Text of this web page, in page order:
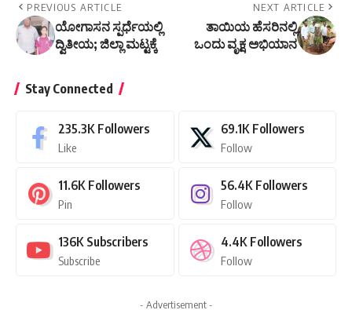
PREVIOUS ARTICLE
ಯೋಗಾಸನ ಸ್ಪರ್ಧೆಯಲ್ಲಿ
ದ್ವಿತೀಯ; ಜಿಲ್ಲಾ ಮಟ್ಟಕ್ಕೆ
NEXT ARTICLE
ತಾಯಿಯ ಹೆಸರಿನಲ್ಲಿ
ಒಂದು ವೃಕ್ಷ ಅಭಿಯಾನ
Stay Connected
235.3K Followers
Like
69.1K Followers
Follow
11.6K Followers
Pin
56.4K Followers
Follow
136K Subscribers
Subscribe
4.4K Followers
Follow
- Advertisement -